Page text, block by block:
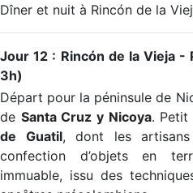
Dîner et nuit à Rincón de la
Jour 12 : Rincón de la Vieja -
3h)
Départ pour la péninsule de
de Santa Cruz y Nicoya.
de Guatil, dont les
confection d’objets en
immuable, issu des